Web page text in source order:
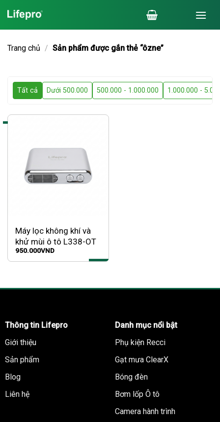
đến
nội
dung
Trang chủ / Sản phẩm được gắn thẻ “ôzne”
Tất cả Dưới 500.000 500.000 - 1.000.000 1.000.000 -
Máy lọc không khí và
khử mùi ô tô L338-OT
950.000VND
Thông tin Lifepro
Giới thiệu
Sản phẩm
Blog
Liên hệ
Danh mục nổi bật
Phụ kiện Recci
Gạt mưa ClearX
Bóng đèn
Bơm lốp Ô tô
Camera hành trình